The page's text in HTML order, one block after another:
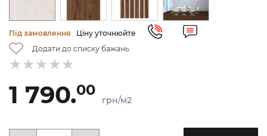
Під замовлення
Ціну уточнюйте
Додати до списку бажань
1 790.00
грн/м2